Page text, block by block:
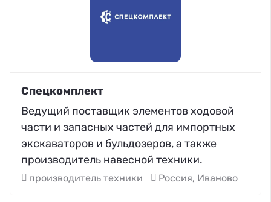
Спецкомплект
Ведущий поставщик элементов ходовой
части и запасных частей для импортных
экскаваторов и бульдозеров, а также
производитель навесной техники.
производитель техники Россия, Иваново